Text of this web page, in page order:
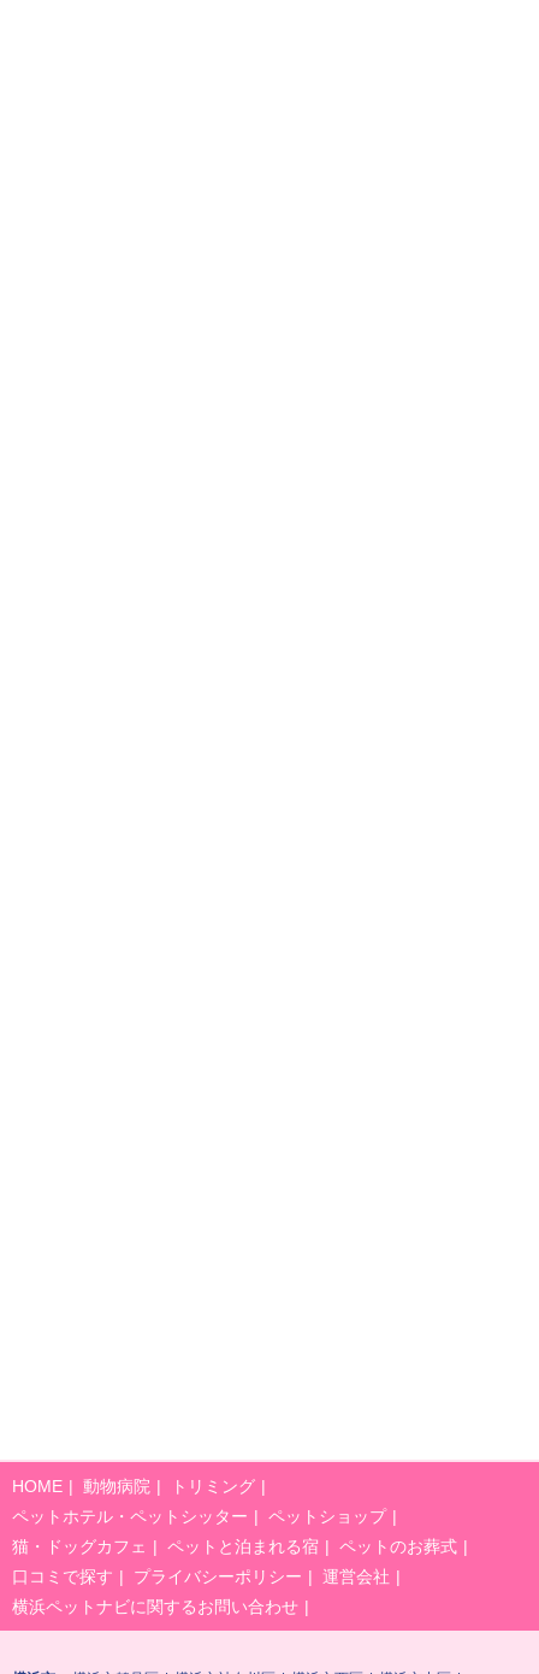
HOME 動物病院
トリミング
ペットホテル・ペットシッター
ペットショップ
猫・ドッグカフェ
ペットと泊まれる宿
ペットのお葬式
口コミで探す
プライバシーポリシー
運営会社
横浜ペットナビに関するお問い合わせ